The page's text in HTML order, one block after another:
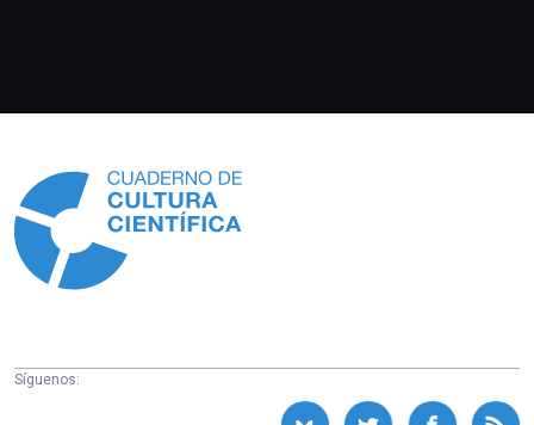
Síguenos: